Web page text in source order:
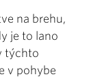
na brehu,
je to lano
týchto
v pohybe